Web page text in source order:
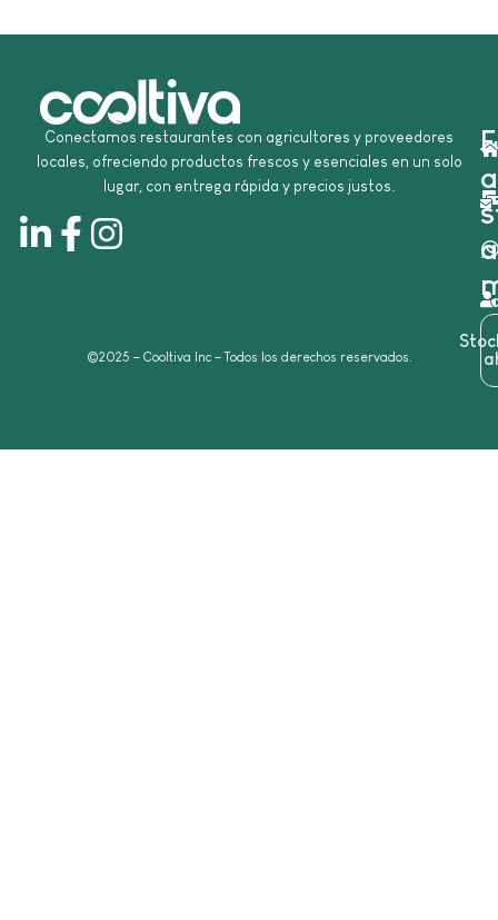
Conectamos restaurantes con agricultores y proveedores
locales, ofreciendo productos frescos y esenciales en un solo
lugar, con entrega rápida y precios justos.
©2025 – Cooltiva Inc – Todos los derechos reservados.
a